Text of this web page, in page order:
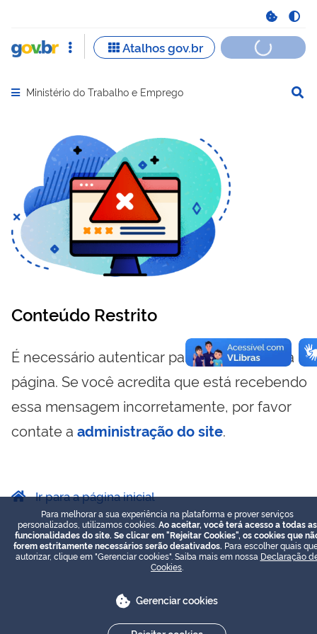
Abrir menu principal de navegação
Ministério do Trabalho e Emprego
Conteúdo Restrito
É necessário autenticar para visualizar essa
página. Se você acredita que está recebendo
essa mensagem incorretamente, por favor
contate a administração do site.
Ir para a página inicial
Para melhorar a sua experiência na plataforma e prover serviços
personalizados, utilizamos cookies. Ao aceitar, você terá acesso a todas as
funcionalidades do site. Se clicar em "Rejeitar Cookies", os cookies que
forem estritamente necessários serão desativados. Para escolher quais
autorizar, clique em "Gerenciar cookies". Saiba mais em nossa Declaração
Cookies
Gerenciar cookies